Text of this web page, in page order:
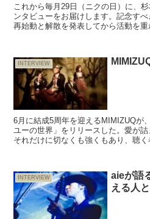
これから毎月29日（ニクの日）に、
ンタビューをお届けします。記念す
再始動と解散を発表してから活動を重
INTERVIEW
6月に結成5周年を迎えるMIMIZUQが
ユーの世界」をリリースした。愛が詰
それだけに切なくも強くもあり、聴
INTERVIEW
aieが語
える人